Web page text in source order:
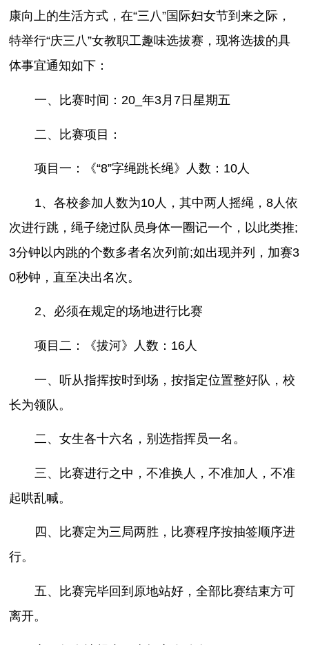
康向上的生活方式，在“三八”国际妇女节到来之际，
特举行“庆三八”女教职工趣味选拔赛，现将选拔的具
体事宜通知如下：
一、比赛时间：20_年3月7日星期五
二、比赛项目：
项目一：《“8”字绳跳长绳》人数：10人
1、各校参加人数为10人，其中两人摇绳，8人依
次进行跳，绳子绕过队员身体一圈记一个，以此类推;
3分钟以内跳的个数多者名次列前;如出现并列，加赛3
0秒钟，直至决出名次。
2、必须在规定的场地进行比赛
项目二：《拔河》人数：16人
一、听从指挥按时到场，按指定位置整好队，校
长为领队。
二、女生各十六名，别选指挥员一名。
三、比赛进行之中，不准换人，不准加人，不准
起哄乱喊。
四、比赛定为三局两胜，比赛程序按抽签顺序进
行。
五、比赛完毕回到原地站好，全部比赛结束方可
离开。